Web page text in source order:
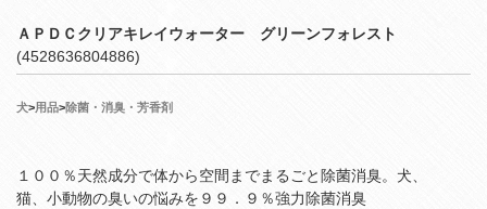
ＡＰＤＣクリアキレイウォーター グリーンフォレスト
(4528636804886)
犬>用品>除菌・消臭・芳香剤
１００％天然成分で体から空間までまるごと除菌消臭。犬、
猫、小動物の臭いの悩みを９９．９％強力除菌消臭